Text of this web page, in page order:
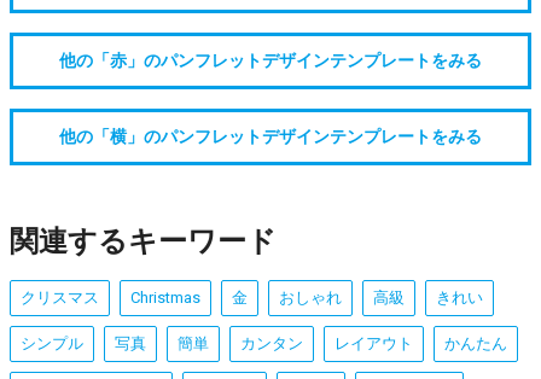
他の「赤」のパンフレットデザインテンプレートをみる
他の「横」のパンフレットデザインテンプレートをみる
関連するキーワード
クリスマス Christmas 金 おしゃれ 高級 きれい
シンプル 写真 簡単 カンタン レイアウト かんたん